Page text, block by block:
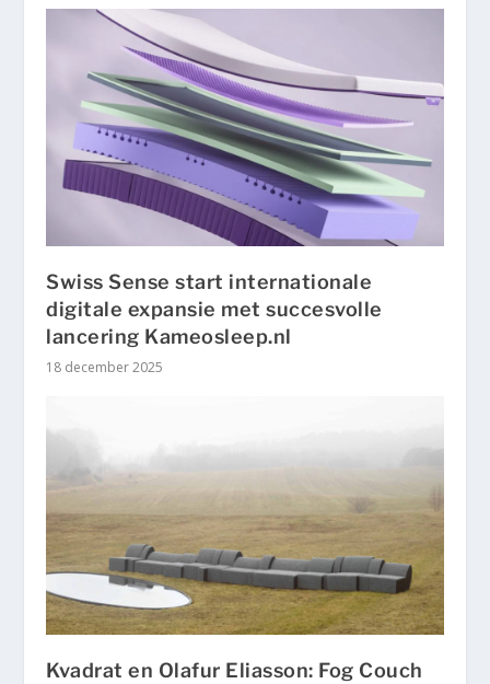
Swiss Sense start internationale
digitale expansie met succesvolle
lancering Kameosleep.nl
18 december 2025
Kvadrat en Olafur Eliasson: Fog Couch